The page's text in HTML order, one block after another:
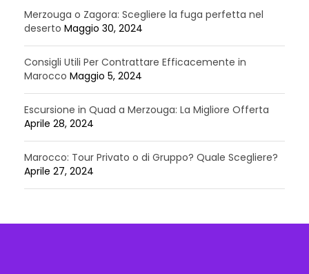
Merzouga o Zagora: Scegliere la fuga perfetta nel
deserto Maggio 30, 2024
Consigli Utili Per Contrattare Efficacemente in
Marocco Maggio 5, 2024
Escursione in Quad a Merzouga: La Migliore Offerta
Aprile 28, 2024
Marocco: Tour Privato o di Gruppo? Quale Scegliere?
Aprile 27, 2024